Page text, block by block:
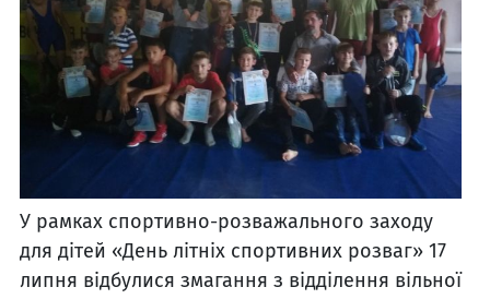
У рамках спортивно-розважального заходу
для дітей «День літніх спортивних розваг» 17
липня відбулися змагання з відділення вільної